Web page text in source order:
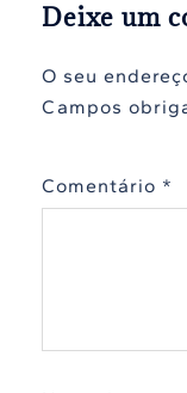
Deixe um
O seu
Campos
Comentário *